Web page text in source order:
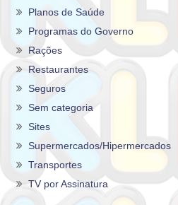
Planos de Saúde
Programas do Governo
Rações
Restaurantes
Seguros
Sem categoria
Sites
Supermercados/Hipermercados
Transportes
TV por Assinatura